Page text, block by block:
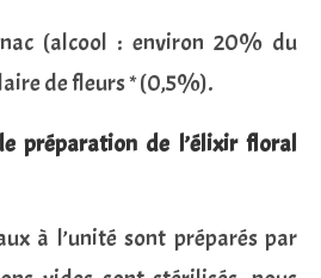
(alcool : environ 20% du
de fleurs * (0,5%).
préparation de l’élixir floral
à l’unité sont préparés par